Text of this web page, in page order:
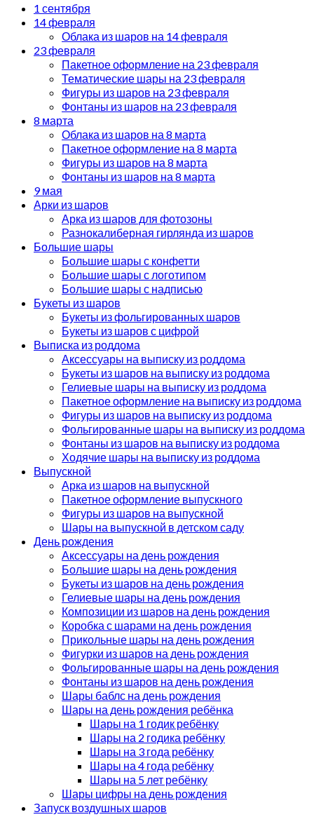
1 сентября
14 февраля
Облака из шаров на 14 февраля
23 февраля
Пакетное оформление на 23 февраля
Тематические шары на 23 февраля
Фигуры из шаров на 23 февраля
Фонтаны из шаров на 23 февраля
8 марта
Облака из шаров на 8 марта
Пакетное оформление на 8 марта
Фигуры из шаров на 8 марта
Фонтаны из шаров на 8 марта
9 мая
Арки из шаров
Арка из шаров для фотозоны
Разнокалиберная гирлянда из шаров
Большие шары
Большие шары с конфетти
Большие шары с логотипом
Большие шары с надписью
Букеты из шаров
Букеты из фольгированных шаров
Букеты из шаров с цифрой
Выписка из роддома
Аксессуары на выписку из роддома
Букеты из шаров на выписку из роддома
Гелиевые шары на выписку из роддома
Пакетное оформление на выписку из роддома
Фигуры из шаров на выписку из роддома
Фольгированные шары на выписку из роддома
Фонтаны из шаров на выписку из роддома
Ходячие шары на выписку из роддома
Выпускной
Арка из шаров на выпускной
Пакетное оформление выпускного
Фигуры из шаров на выпускной
Шары на выпускной в детском саду
День рождения
Аксессуары на день рождения
Большие шары на день рождения
Букеты из шаров на день рождения
Гелиевые шары на день рождения
Композиции из шаров на день рождения
Коробка с шарами на день рождения
Прикольные шары на день рождения
Фигурки из шаров на день рождения
Фольгированные шары на день рождения
Фонтаны из шаров на день рождения
Шары баблс на день рождения
Шары на день рождения ребёнка
Шары на 1 годик ребёнку
Шары на 2 годика ребёнку
Шары на 3 года ребёнку
Шары на 4 года ребёнку
Шары на 5 лет ребёнку
Шары цифры на день рождения
Запуск воздушных шаров